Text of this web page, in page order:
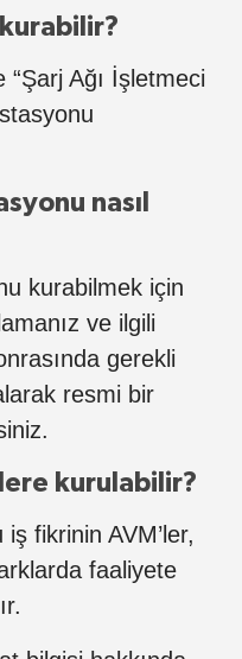
“Şarj Ağı İşletmeci
nasıl
kurabilmek için
ve ilgili
gerekli
resmi bir
kurulabilir?
fikrinin AVM’ler,
faaliyete